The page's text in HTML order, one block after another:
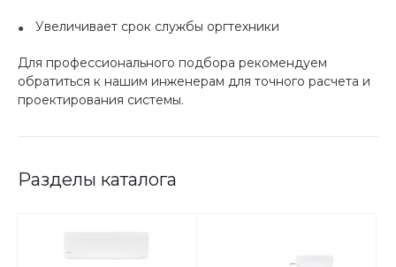
Увеличивает срок службы оргтехники
Для профессионального подбора рекомендуем
обратиться к нашим инженерам для точного расчета и
проектирования системы.
Разделы каталога